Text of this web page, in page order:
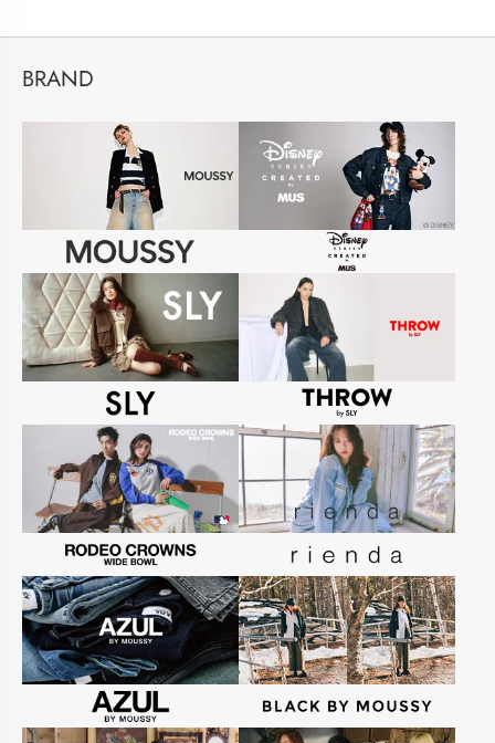
BRAND